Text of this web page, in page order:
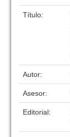
Título:
Autor:
Asesor:
Editorial: